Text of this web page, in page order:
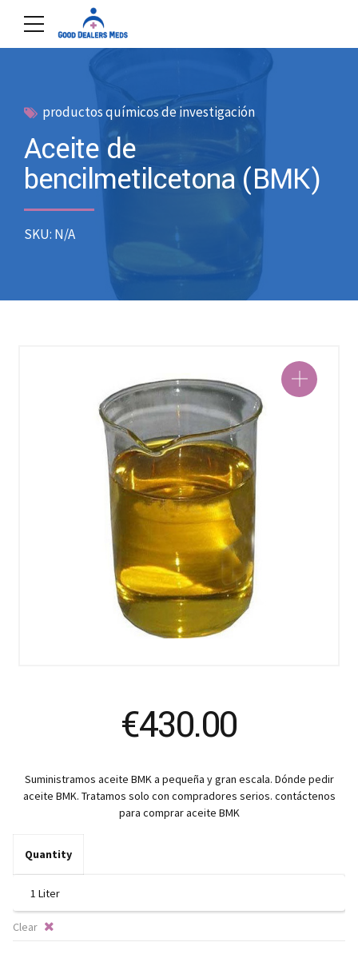
productos químicos de investigación
Aceite de
bencilmetilcetona (BMK)
SKU: N/A
€430.00
Suministramos aceite BMK a pequeña y gran escala. Dónde pedir
aceite BMK. Tratamos solo con compradores serios. contáctenos
para comprar aceite BMK
Quantity
Clear